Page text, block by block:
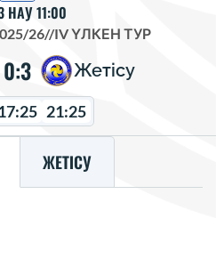
НАУ 11:00
26//IV ҮЛКЕН ТУР
0:3 Жетісу
21:25
ЖЕТІСУ